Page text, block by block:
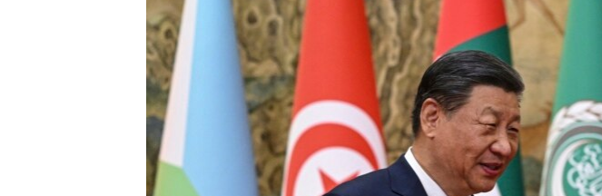
သုတပဒေသာ အင်္ဂလိပ်စာ